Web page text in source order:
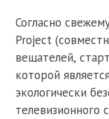
Согласно
Project
вещателей,
которой
экологически
телевизионного